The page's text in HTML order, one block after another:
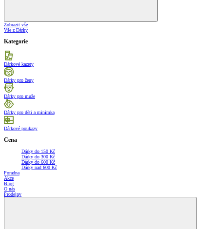
Zobrazit vše
Vše z Dárky
Kategorie
Dárkové kazety
Dárky pro ženy
Dárky pro muže
Dárky pro děti a minimka
Dárkové poukazy
Cena
Dárky do 150 Kč
Dárky do 300 Kč
Dárky do 600 Kč
Dárky nad 600 Kč
Poradna
Akce
Blog
O nás
Prodejny